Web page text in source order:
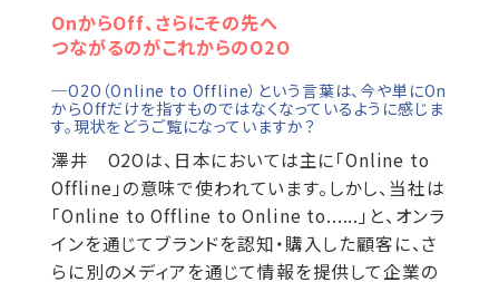
OnからOff、さらにその先へ
つながるのがこれからのO2O
─O2O（Online to Offline）という言葉は、今や単にOn
からOffだけを指すものではなくなっているように感じま
す。現状をどうご覧になっていますか？
澤井 O2Oは、日本においては主に「Online to
Offline」の意味で使われています。しかし、当社は
「Online to Offline to Online to......」と、オンラ
インを通じてブランドを認知・購入した顧客に、さ
らに別のメディアを通じて情報を提供して企業の